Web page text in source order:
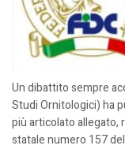
Un dibattito sempre
Studi Ornitologici) ha
più articolato allegato,
statale numero 157